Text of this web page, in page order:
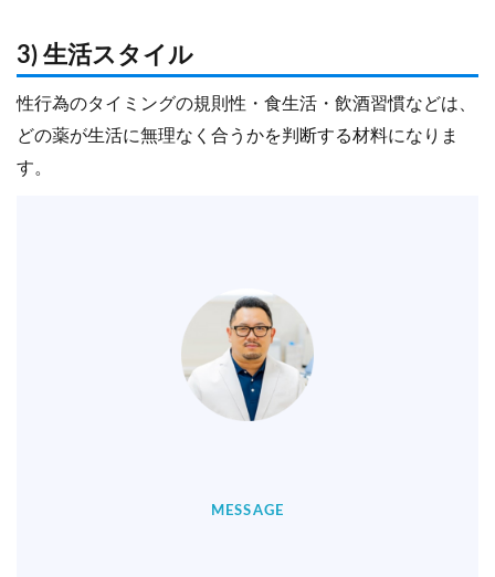
3) 生活スタイル
性行為のタイミングの規則性・食生活・飲酒習慣などは、
どの薬が生活に無理なく合うかを判断する材料になりま
す。
MESSAGE